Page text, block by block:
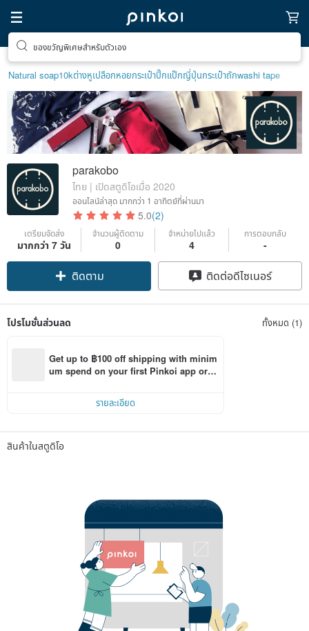
ของขวัญพิเศษสำหรับตัวเอง
Natural soap10kต่างหูเปลือกหอยกระเป๋าปิ๊กแป๊กญี่ปุ่นกระเป๋าถักwashi tape
parakobo
ไทย | เปิดสตูดิโอเมื่อ 2020
ออนไลน์ล่าสุด มากกว่า 1 อาทิตย์ที่ผ่านมา
5.0(2)
เตรียมจัดส่ง
มากกว่า 7 วัน
จำนวนผู้ติดตาม
0
จำหน่ายไปแล้ว
4
การตอบกลับ
-
ติดตาม ติดต่อดีไซเนอร์
โปรโมชั่นส่วนลด ทั้งหมด (1)
Get up to ฿100 off shipping with minim
um spend on your first Pinkoi app orde
รายละเอียด
สินค้าในสตูดิโอ